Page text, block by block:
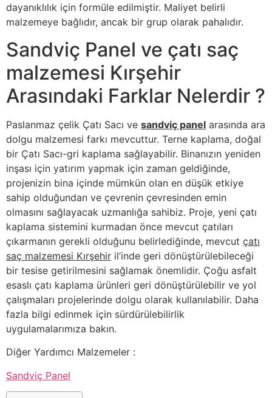
dayanıklılık için formüle edilmiştir. Maliyet belirli
malzemeye bağlıdır, ancak bir grup olarak pahalıdır.
Sandviç Panel ve çatı saç
malzemesi Kırşehir
Arasındaki Farklar Nelerdir ?
Paslanmaz çelik Çatı Sacı ve sandviç panel arasında ara
dolgu malzemesi farkı mevcuttur. Terne kaplama, doğal
bir Çatı Sacı-gri kaplama sağlayabilir. Binanızın yeniden
inşası için yatırım yapmak için zaman geldiğinde,
projenizin bina içinde mümkün olan en düşük etkiye
sahip olduğundan ve çevrenin çevresinden emin
olmasını sağlayacak uzmanlığa sahibiz. Proje, yeni çatı
kaplama sistemini kurmadan önce mevcut çatıları
çıkarmanın gerekli olduğunu belirlediğinde, mevcut çatı
saç malzemesi Kırşehir il’inde geri dönüştürülebileceği
bir tesise getirilmesini sağlamak önemlidir. Çoğu asfalt
esaslı çatı kaplama ürünleri geri dönüştürülebilir ve yol
çalışmaları projelerinde dolgu olarak kullanılabilir. Daha
fazla bilgi edinmek için sürdürülebilirlik
uygulamalarımıza bakın.
Diğer Yardımcı Malzemeler :
Sandviç Panel